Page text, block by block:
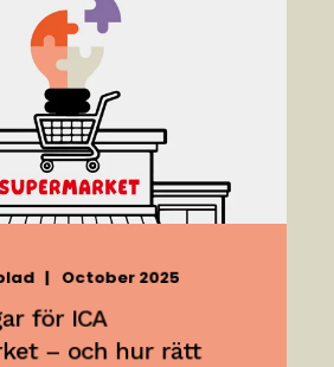
October 2025
för ICA
– och hur rätt